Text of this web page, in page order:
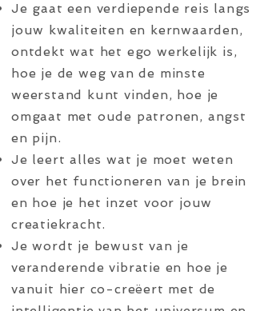
Je gaat een verdiepende reis langs
jouw kwaliteiten en kernwaarden,
ontdekt wat het ego werkelijk is,
hoe je de weg van de minste
weerstand kunt vinden, hoe je
omgaat met oude patronen, angst
en pijn.
Je leert alles wat je moet weten
over het functioneren van je brein
en hoe je het inzet voor jouw
creatiekracht.
Je wordt je bewust van je
veranderende vibratie en hoe je
vanuit hier co-creëert met de